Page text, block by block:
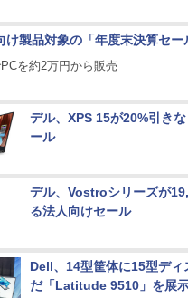
け製品対象の「年度末決算セー
を約2万円から販売
デル、XPS 15が20%引き
ール
デル、Vostroシリーズが
る法人向けセール
Dell、14型筐体に15型ディ
だ「Latitude 9510」を展